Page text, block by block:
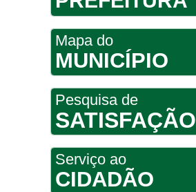
Mapa do
MUNICÍPIO
Pesquisa de
SATISFAÇÃO
Serviço ao
CIDADÃO